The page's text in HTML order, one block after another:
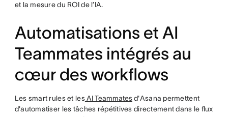
et la mesure du ROI de l’IA.
Automatisations et AI
Teammates intégrés au
cœur des workflows
Les smart rules et lesAI Teammatesd'Asana permettent
d'automatiser les tâches répétitives directement dans le flux